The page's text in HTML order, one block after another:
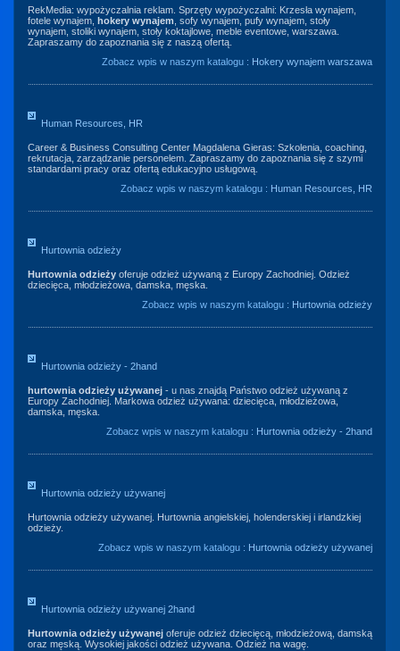
RekMedia: wypożyczalnia reklam. Sprzęty wypożyczalni: Krzesła wynajem,
fotele wynajem, hokery wynajem , sofy wynajem, pufy wynajem, stoły
wynajem, stoliki wynajem, stoły koktajlowe, meble eventowe, warszawa.
Zapraszamy do zapoznania się z naszą ofertą.
Zobacz wpis w naszym katalogu : Hokery wynajem warszawa
Human Resources, HR
Career & Business Consulting Center Magdalena Gieras: Szkolenia, coaching,
rekrutacja, zarządzanie personelem. Zapraszamy do zapoznania się z szymi
standardami pracy oraz ofertą edukacyjno usługową.
Zobacz wpis w naszym katalogu : Human Resources, HR
Hurtownia odzieży
Hurtownia odzieży oferuje odzież używaną z Europy Zachodniej. Odzież
dziecięca, młodzieżowa, damska, męska.
Zobacz wpis w naszym katalogu : Hurtownia odzieży
Hurtownia odzieży - 2hand
hurtownia odzieży używanej - u nas znajdą Państwo odzież używaną z
Europy Zachodniej. Markowa odzież używana: dziecięca, młodzieżowa,
damska, męska.
Zobacz wpis w naszym katalogu : Hurtownia odzieży - 2hand
Hurtownia odzieży używanej
Hurtownia odzieży używanej. Hurtownia angielskiej, holenderskiej i irlandzkiej
odzieży.
Zobacz wpis w naszym katalogu : Hurtownia odzieży używanej
Hurtownia odzieży używanej 2hand
Hurtownia odzieży używanej oferuje odzież dziecięcą, młodzieżową, damską
oraz męską. Wysokiej jakości odzież używana. Odzież na wagę.